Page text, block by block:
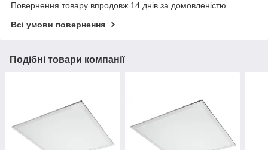
Повернення товару впродовж 14 днів за домовленістю
Всі умови повернення
Подібні товари компанії